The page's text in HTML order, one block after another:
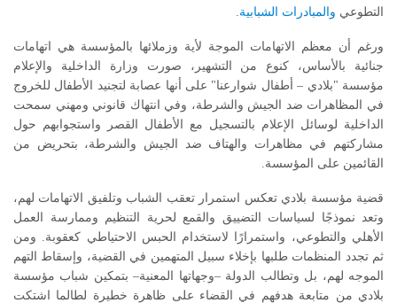
التطوعي والمبادرات الشبابية.
ورغم أن معظم الاتهامات الموجة لأية وزملائها بالمؤسسة هي اتهامات
جنائية بالأساس، كنوع من التشهير، صورت وزارة الداخلية والإعلام
مؤسسة "بلادي – أطفال شوارعنا" على أنها عصابة لتجنيد الأطفال للخروج
في المظاهرات ضد الجيش والشرطة، وفي انتهاك قانوني ومهني سمحت
الداخلية لوسائل الإعلام بالتسجيل مع الأطفال القصر واستجوابهم حول
مشاركتهم في مظاهرات والهتاف ضد الجيش والشرطة، بتحريض من
القائمين على المؤسسة.
قضية مؤسسة بلادي تعكس استمرار تعقب الشباب وتلفيق الاتهامات لهم،
وتعد نموذجًا لسياسات التضييق والقمع لحرية التنظيم وممارسة العمل
الأهلي والتطوعي، واستمرارًا لاستخدام الحبس الاحتياطي كعقوبة. ومن
ثم تجدد المنظمات طلبها بإخلاء سبيل المتهمين في القضية، وإسقاط التهم
الموجه لهم، بل وتطالب الدولة –وجهاتها المعنية– بتمكين شباب مؤسسة
بلادي من متابعة هدفهم في القضاء على ظاهرة خطيرة لطالما اشتكت